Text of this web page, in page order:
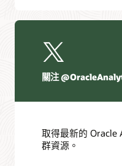
關注
取得最新的 Oracle
群資源。